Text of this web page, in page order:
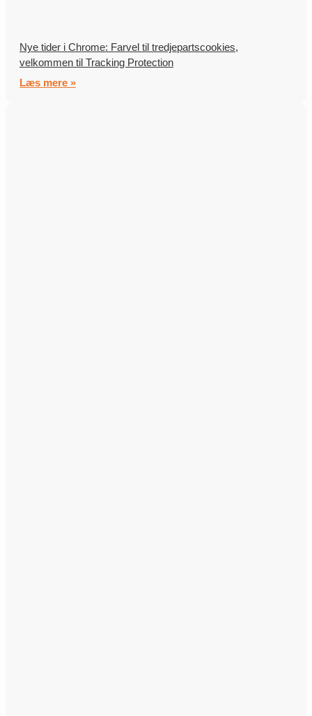
Nye tider i Chrome: Farvel til tredjepartscookies,
velkommen til Tracking Protection
Læs mere »